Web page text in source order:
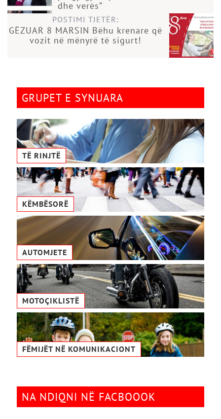
dhe verës”
POSTIMI TJETËR:
GËZUAR 8 MARSIN Bëhu krenare që
vozit në mënyrë të sigurt!
GRUPET E SYNUARA
TË RINJTË
KËMBËSORË
AUTOMJETE
MOTOÇIKLISTË
FËMIJËT NË KOMUNIKACIONТ
NA NDIQNI NË FACBOOOK